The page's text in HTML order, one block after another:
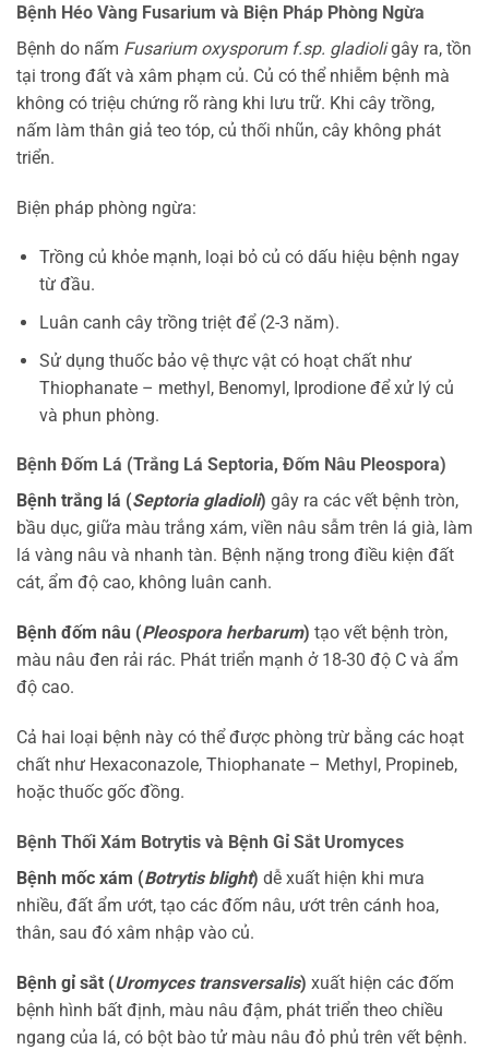
Bệnh Héo Vàng Fusarium và Biện Pháp Phòng Ngừa
Bệnh do nấm Fusarium oxysporum f.sp. gladioligây ra, tồn
tại trong đất và xâm phạm củ. Củ có thể nhiễm bệnh mà
không có triệu chứng rõ ràng khi lưu trữ. Khi cây trồng,
nấm làm thân giả teo tóp, củ thối nhũn, cây không phát
triển.
Biện pháp phòng ngừa:
Trồng củ khỏe mạnh, loại bỏ củ có dấu hiệu bệnh ngay
từ đầu.
Luân canh cây trồng triệt để (2-3 năm).
Sử dụng thuốc bảo vệ thực vật có hoạt chất như
Thiophanate – methyl, Benomyl, Iprodione để xử lý củ
và phun phòng.
Bệnh Đốm Lá (Trắng Lá Septoria, Đốm Nâu Pleospora)
Bệnh trắng lá (Septoria gladioli) gây ra các vết bệnh tròn,
bầu dục, giữa màu trắng xám, viền nâu sẫm trên lá già, làm
lá vàng nâu và nhanh tàn. Bệnh nặng trong điều kiện đất
cát, ẩm độ cao, không luân canh.
Bệnh đốm nâu (Pleospora herbarum) tạo vết bệnh tròn,
màu nâu đen rải rác. Phát triển mạnh ở 18-30 độ C và ẩm
độ cao.
Cả hai loại bệnh này có thể được phòng trừ bằng các hoạt
chất như Hexaconazole, Thiophanate – Methyl, Propineb,
hoặc thuốc gốc đồng.
Bệnh Thối Xám Botrytis và Bệnh Gỉ Sắt Uromyces
Bệnh mốc xám (Botrytis blight) dễ xuất hiện khi mưa
nhiều, đất ẩm ướt, tạo các đốm nâu, ướt trên cánh hoa,
thân, sau đó xâm nhập vào củ.
Bệnh gỉ sắt (Uromyces transversalis) xuất hiện các đốm
bệnh hình bất định, màu nâu đậm, phát triển theo chiều
ngang của lá, có bột bào tử màu nâu đỏ phủ trên vết bệnh.